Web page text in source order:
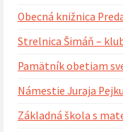
Obecná knižnica
Strelnica Šimáň –
Pamätník obetiam
Námestie Juraja
Základná škola s